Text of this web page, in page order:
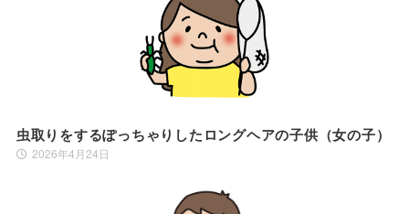
虫取りをするぽっちゃりしたロングヘアの子供（女の子）
2026年4月24日